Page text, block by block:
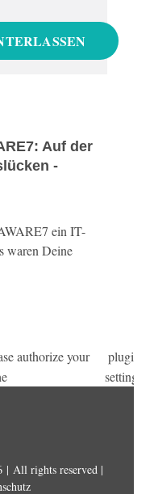
Auf der
-
ein IT-
waren Deine
authorize your
plugin
settings
| All rights reserved |